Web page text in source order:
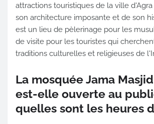
attractions touristiques de la ville
son architecture imposante et de son
est un lieu de pèlerinage pour les
de visite pour les touristes qui
traditions culturelles et religieuses de
La mosquée Jama
est-elle ouverte au
quelles sont les heures